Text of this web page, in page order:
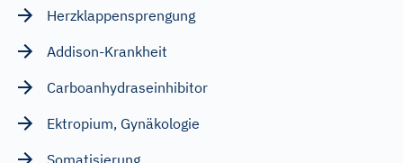
Herzklappensprengung
Addison-Krankheit
Carboanhydraseinhibitor
Ektropium, Gynäkologie
Somatisierung